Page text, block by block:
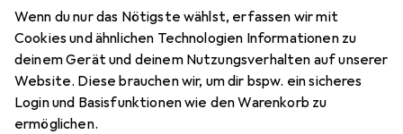
Wenn du nur das Nötigste wählst, erfassen wir mit
Cookies und ähnlichen Technologien Informationen zu
deinem Gerät und deinem Nutzungsverhalten auf unserer
Website. Diese brauchen wir, um dir bspw. ein sicheres
Login und Basisfunktionen wie den Warenkorb zu
ermöglichen.
10 Bilder
Raspberry Pi RB-RS232
EUR
15,87